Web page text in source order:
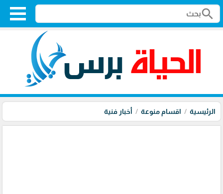
search
الرئيسية اقسام منوعة أخبار فنية